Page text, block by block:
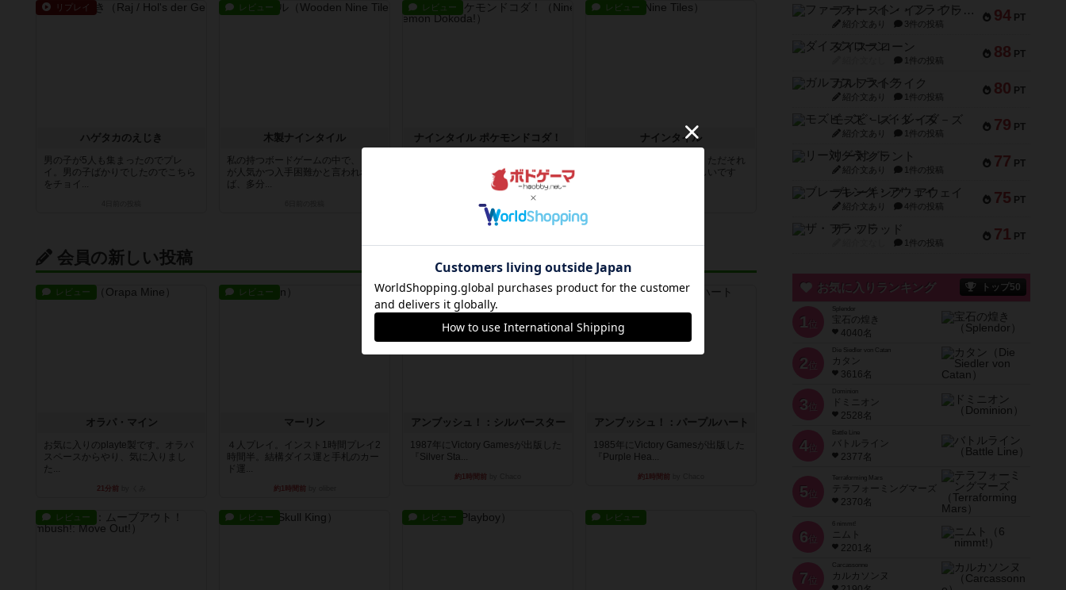
リプレイ
ハゲタカのえじき
男の子が5人も集まったのでプレ
イ。男の子ばかりでしたのでこちら
をチョイ...
レビュー
木製ナインタイル
私の持つボードゲームの中で、どれ
が人気かつ入手困難かと言われれ
ば、多分...
レビュー
ナインタイル ポケモンドコダ！
ってます。それだけで子供の食いつ
7日前の投稿
レビュー
ナインタイル
お題通りに並べたら勝ち！ただそれ
だけですが、なかなか難しいです
会員の新しい投稿
レビュー
オラパ・マイン
お気に入りのplayte製です。オラパ
スペースからやり、気に入りまし
た...
21分前
レビュー
マーリン
４人プレイ。インスト1時間プレイ2
時間半。結構ダイス運と手札のカー
ド運...
約1時間前
レビュー
アンブッシュ！：シルバースター
1987年にVictory Gamesが出版した
『Silver Sta...
約1時間前
レビュー
アンブッシュ！：パープルハート
1985年にVictory Gamesが出版した
『Purple Hea...
約1時間前
レビュー レビュー レビュー レビュー
94 PT
ファースト・イン・フライト
紹介文あり 3件の投稿
88 PT
ダイススローン
1件の投稿
80 PT
ガルフストライク
紹介文あり 1件の投稿
79 PT
モズビ－ズ・レイダ－ズ
紹介文あり 1件の投稿
77 PT
リー対グラント
紹介文あり 1件の投稿
75 PT
ブレーキング・アウェイ
紹介文あり 4件の投稿
71 PT
ザ・フラッド
1件の投稿
お気に入りランキング トップ50
1 位
宝石の煌き
4040名
2 位
Die Siedler von Catan
カタン
3616名
3 位
ドミニオン
2528名
4位
Battle Line
バトルライン
2377名
5 位
Terraforming Mars
テラフォーミングマーズ
2370名
6 位
ニムト
2201名
7 位
Carcassonne
カルカソンヌ